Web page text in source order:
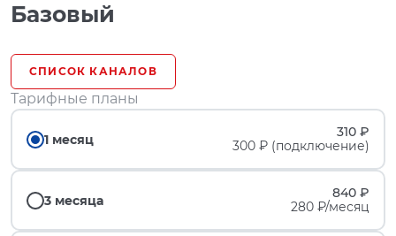
Базовый
СПИСОК КАНАЛОВ
Тарифные планы
1 месяц
310 ₽
300 ₽ (подключение)
3 месяца
840 ₽
280 ₽/месяц